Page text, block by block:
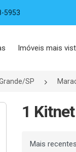
5953
Imóveis mais
SP
1
Ordenar por